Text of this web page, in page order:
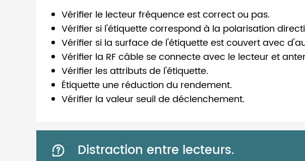
Vérifier le lecteur fréquence est correct ou pas.
Vérifier si l'étiquette correspond à la polarisation
Vérifier si la surface de l'étiquette est couvert avec
Vérifier la RF câble se connecte avec le lecteur et
Vérifier les attributs de l'étiquette.
Étiquette une réduction du rendement.
Vérifier la valeur seuil de déclenchement.
 Distraction entre lecteurs.